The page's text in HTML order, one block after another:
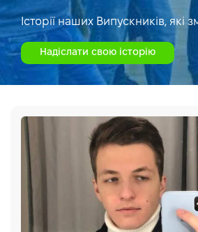
Історії наших Випускників, які
Надіслати свою історію